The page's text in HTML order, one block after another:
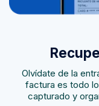
Olvídate de la
factura es todo
capturado y